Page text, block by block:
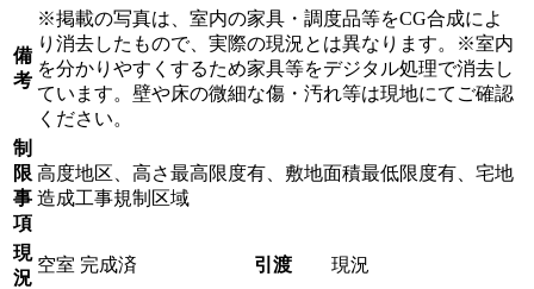
備
考
※掲載の写真は、室内の家具・調度品等をCG合成によ
り消去したもので、実際の現況とは異なります。※室内
を分かりやすくするため家具等をデジタル処理で消去し
ています。壁や床の微細な傷・汚れ等は現地にてご確認
ください。
制
限
事
項
高度地区、高さ最高限度有、敷地面積最低限度有、宅地
造成工事規制区域
現
況
空室 完成済 引渡 現況